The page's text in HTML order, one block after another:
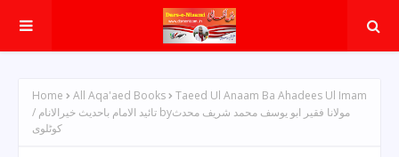
Home All Aqa'aed Books
Taeed Ul Anaam Ba Ahadees Ul Imam
/ تائید الامام باحدیث خیرالانام byمولانا فقیر ابو یوسف محمد شریف محدث
کوٹلوی